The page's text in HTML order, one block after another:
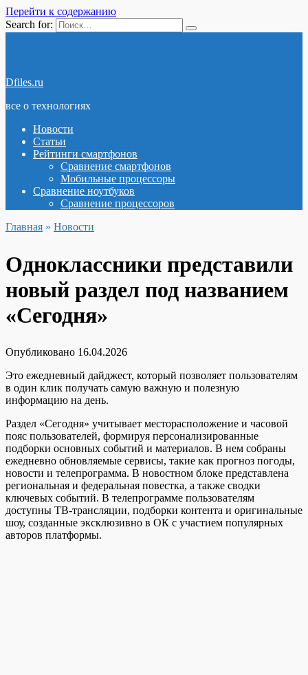
Перейти к содержанию
Search for:
Dfiles.ru
все о технологиях
Новости
Статьи
Рейтинги смартфонов
Сравнение смартфонов
Мобильные процессоры
Сравнение ноутбуков
Сравнение процессоров
Главная » Новости
Одноклассники представили
новый раздел под названием
«Сегодня»
Опубликовано 16.04.2026
Это ежедневный дайджест, который позволяет пользователям
в один клик получать самую важную и полезную
информацию на день.
Раздел «Сегодня» учитывает месторасположение и часовой
пояс пользователей, формируя персонализированные
подборки основных событий и материалов. В нем собраны
ежедневно обновляемые сервисы, такие как прогноз погоды,
новости и телепрограмма. В новостном блоке представлена
региональная и федеральная повестка, а также сводки
ключевых событий. В телепрограмме пользователям
доступны ТВ-трансляции, подборки контента и оригинальные
шоу, созданные эксклюзивно в ОК с участием популярных
авторов платформы.